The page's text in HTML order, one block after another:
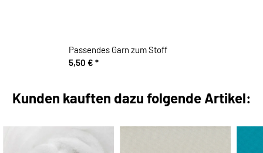
Passendes Garn zum Stoff
5,50 € *
Kunden kauften dazu folgende Artikel: